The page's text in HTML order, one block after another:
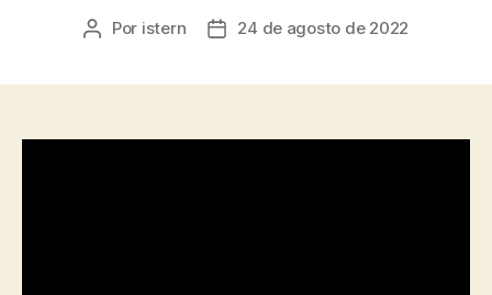
Autor
Por istern
Fecha24 de agosto de 2022